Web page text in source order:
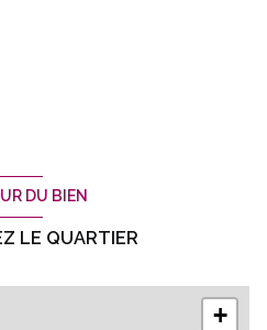
DU BIEN
LE QUARTIER
+